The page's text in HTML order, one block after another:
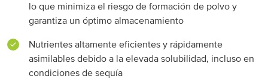
lo que minimiza el riesgo de formación de polvo y
garantiza un óptimo almacenamiento
Nutrientes altamente eficientes y rápidamente
asimilables debido a la elevada solubilidad, incluso en
condiciones de sequía